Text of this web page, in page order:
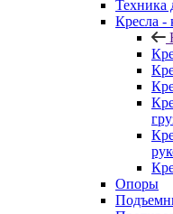
Техника
Кресла -
Опоры